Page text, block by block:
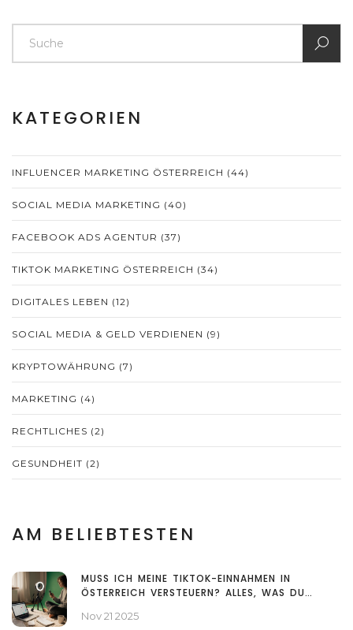
KATEGORIEN
INFLUENCER MARKETING ÖSTERREICH (44)
SOCIAL MEDIA MARKETING (40)
FACEBOOK ADS AGENTUR (37)
TIKTOK MARKETING ÖSTERREICH (34)
DIGITALES LEBEN (12)
SOCIAL MEDIA & GELD VERDIENEN (9)
KRYPTOWÄHRUNG (7)
MARKETING (4)
RECHTLICHES (2)
GESUNDHEIT (2)
AM BELIEBTESTEN
MUSS ICH MEINE TIKTOK-EINNAHMEN IN
ÖSTERREICH VERSTEUERN? ALLES, WAS DU
Nov 21 2025